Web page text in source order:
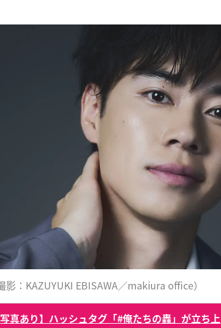
影：KAZUYUKI EBISAWA／makiura office）
真あり】ハッシュタグ「#俺たちの轟」が立ち上